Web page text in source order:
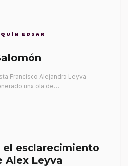
EDGAR
Francisco Alejandro Leyva
una ola de…
el esclarecimiento
Alex Leyva